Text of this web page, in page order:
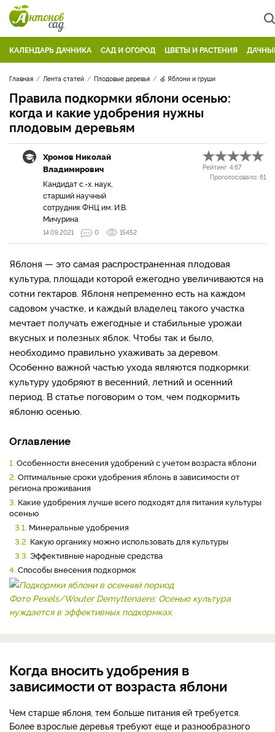
КАЛЕНДАРЬ ДАЧНИКА САД И ОГОРОД ЦВЕТЫ И РАСТЕНИЯ
Главная Лента статей Плодовые деревья 🍏 Яблони и груши
Правила подкормки яблони осенью:
когда и какие удобрения нужны
плодовым деревьям
Хромов Николай
Владимирович
Кандидат с.-х. наук,
старший научный
сотрудник ФНЦ им. И.В.
Мичурина
Рейтинг: 4.67
Проголосовало: 61
14.09.2021 0 15452
Яблоня — это самая распространенная плодовая
культура, площади которой ежегодно увеличиваются на
сотни гектаров. Яблоня непременно есть на каждом
садовом участке, и каждый владелец такого участка
мечтает получать ежегодные и стабильные урожаи
вкусных и полезных яблок. Чтобы так и было,
необходимо правильно ухаживать за деревом.
Особенно важной частью ухода являются подкормки:
культуру удобряют в весенний, летний и осенний
период. В статье поговорим о том, чем подкормить
яблоню осенью.
Оглавление
1. Особенности внесения удобрений с учетом возраста яблони
2. Оптимальные сроки удобрения яблонь в зависимости от
региона проживания
3. Какие удобрения лучше всего подходят для питания культуры
осенью
3.1. Минеральные удобрения
3.2. Какую органику можно использовать для культуры
3.3. Эффективные народные средства
4. Способы внесения подкормок
Фото Pexels/Wouter Demyttenaere: Осенью культура
нуждается в эффективных подкормках.
Когда вносить удобрения в
зависимости от возраста яблони
Чем старше яблоня, тем больше питания ей требуется.
Более взрослые деревья требуют еще и разнообразного